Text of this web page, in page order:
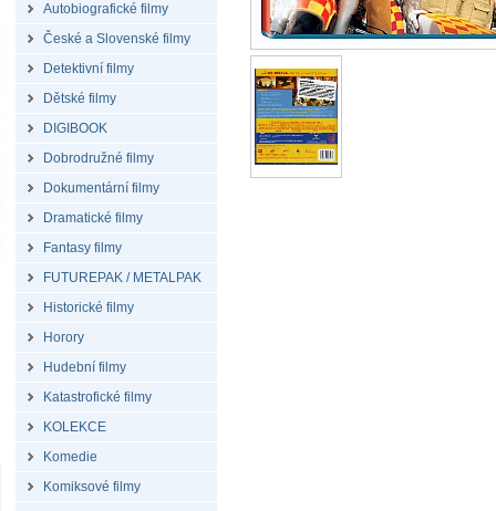
Autobiografické filmy
České a Slovenské filmy
Detektivní filmy
Dětské filmy
DIGIBOOK
Dobrodružné filmy
Dokumentární filmy
Dramatické filmy
Fantasy filmy
FUTUREPAK / METALPAK
Historické filmy
Horory
Hudební filmy
Katastrofické filmy
KOLEKCE
Komedie
Komiksové filmy